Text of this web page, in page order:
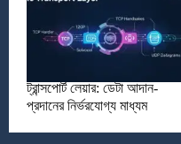
ট্রান্সপোর্ট লেয়ার: ডেটা আদান-
প্রদানের নির্ভরযোগ্য মাধ্যম